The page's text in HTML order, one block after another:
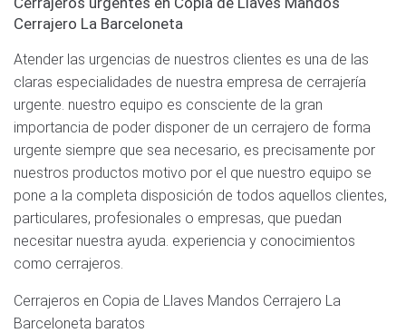
Cerrajero La Barceloneta
Atender las urgencias de nuestros clientes es una de las
claras especialidades de nuestra empresa de cerrajería
urgente. nuestro equipo es consciente de la gran
importancia de poder disponer de un cerrajero de forma
urgente siempre que sea necesario, es precisamente por
nuestros productos motivo por el que nuestro equipo se
pone a la completa disposición de todos aquellos clientes,
particulares, profesionales o empresas, que puedan
necesitar nuestra ayuda. experiencia y conocimientos
como cerrajeros.
Cerrajeros en Copia de Llaves Mandos Cerrajero La
Barceloneta baratos